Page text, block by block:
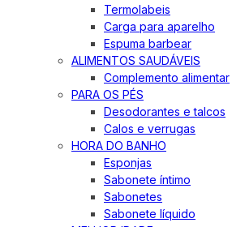
Termolabeis
Carga para aparelho
Espuma barbear
ALIMENTOS SAUDÁVEIS
Complemento alimentar
PARA OS PÉS
Desodorantes e talcos
Calos e verrugas
HORA DO BANHO
Esponjas
Sabonete íntimo
Sabonetes
Sabonete líquido